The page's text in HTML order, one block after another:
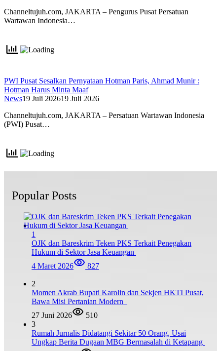
Channeltujuh.com, JAKARTA – Pengurus Pusat Persatuan
Wartawan Indonesia…
PWI Pusat Sesalkan Pernyataan Hotman Paris, Ahmad Munir :
Hotman Harus Minta Maaf
News19 Juli 202619 Juli 2026
Channeltujuh.com, JAKARTA – Persatuan Wartawan Indonesia
(PWI) Pusat…
Popular Posts
1
OJK dan Bareskrim Teken PKS Terkait Penegakan
Hukum di Sektor Jasa Keuangan
4 Maret 2026
827
2
Momen Akrab Bupati Karolin dan Sekjen HKTI Pusat,
Bawa Misi Pertanian Modern
27 Juni 2026
510
3
Rumah Jurnalis Didatangi Sekitar 50 Orang, Usai
Ungkap Berita Dugaan MBG Bermasalah di Ketapang